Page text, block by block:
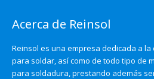
Acerca de Reinsol
Reinsol es una empresa dedicada a
para soldar, así como de todo tipo de
para soldadura, prestando además